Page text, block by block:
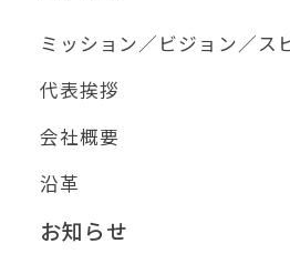
ミッション／ビジョン／ス
代表挨拶
会社概要
沿革
お知らせ